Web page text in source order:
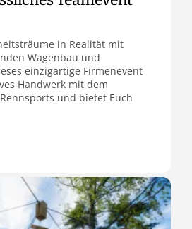
in Realität mit
Wagenbau und
einzigartige Firmenevent
Handwerk mit dem
und bietet Euch